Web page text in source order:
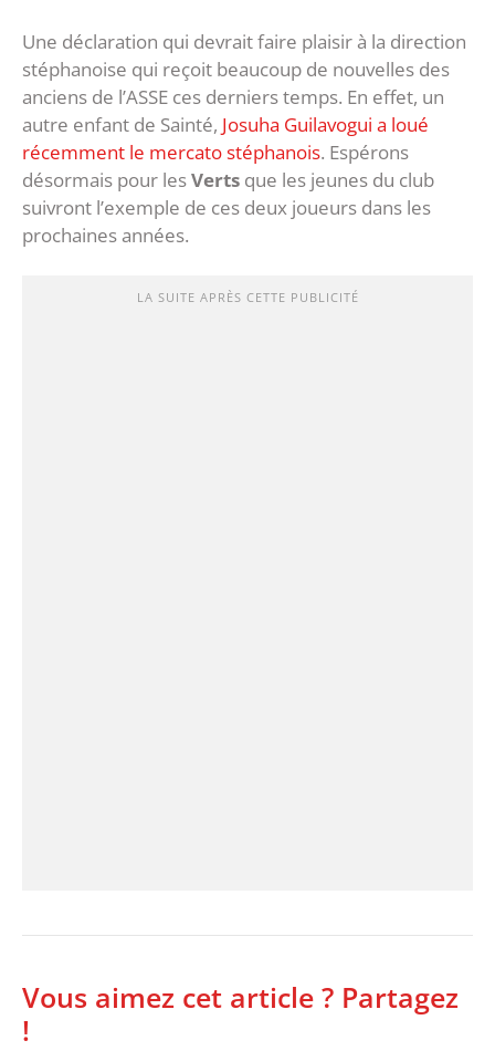
Une déclaration qui devrait faire plaisir à la direction
stéphanoise qui reçoit beaucoup de nouvelles des
anciens de l’ASSE ces derniers temps. En effet, un
autre enfant de Sainté, Josuha Guilavogui a loué
récemment le mercato stéphanois. Espérons
désormais pour lesVerts que les jeunes du club
suivront l’exemple de ces deux joueurs dans les
prochaines années.
LA SUITE APRÈS CETTE PUBLICITÉ
Vous aimez cet article ? Partagez
!